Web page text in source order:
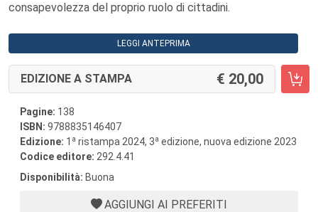
consapevolezza del proprio ruolo di cittadini.
LEGGI ANTEPRIMA
EDIZIONE A STAMPA 20,00
Pagine: 138
ISBN: 9788835146407
Edizione: 1 a ristampa 2024, 3a edizione, nuova edizione 2023
Codice editore: 292.4.41
Disponibilità: Buona
AGGIUNGI AI PREFERITI